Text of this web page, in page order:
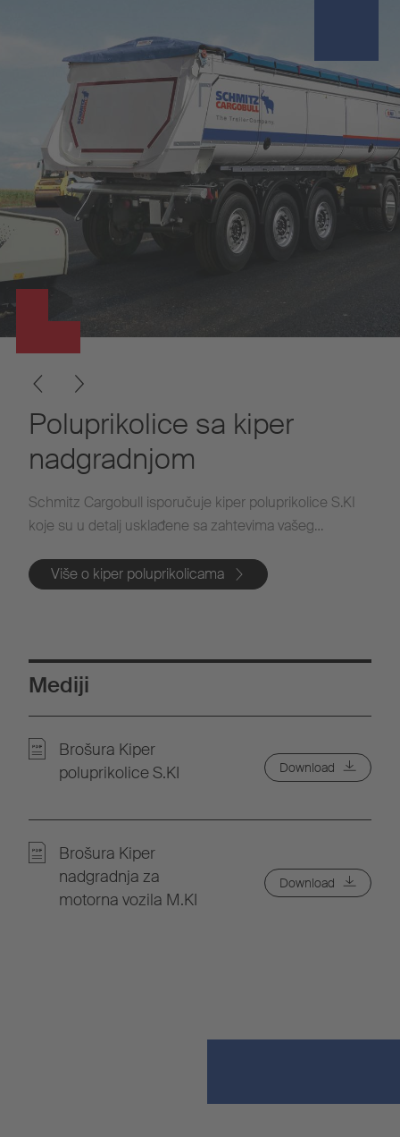
Poluprikolice sa kiper
nadgradnjom
Schmitz Cargobull isporučuje kiper poluprikolice S.KI
koje su u detalj usklađene sa zahtevima vašeg
Više o kiper poluprikolicama
Mediji
Brošura Kiper
poluprikolice S.KI
Download
Brošura Kiper
nadgradnja za
motorna vozila M.KI
Download